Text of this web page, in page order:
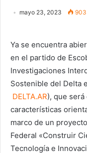
mayo 23, 2023 903
Ya se encuentra
en el partido de
Investigaciones
Sostenible del Delta
DELTA.AR), que
características
marco de un
Federal «Construir
Tecnología e